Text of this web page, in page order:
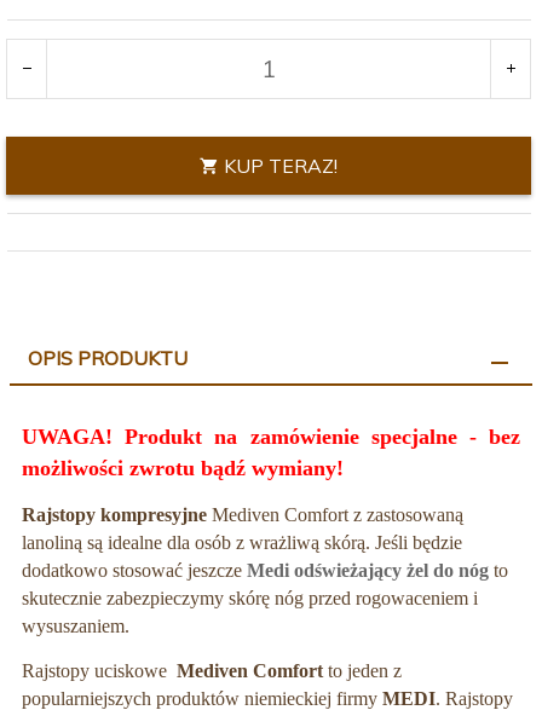
KUP TERAZ!
OPIS PRODUKTU
UWAGA! Produkt na zamówienie specjalne - bez
możliwości zwrotu bądź wymiany!
Rajstopy kompresyjne Mediven Comfort z zastosowaną
lanoliną są idealne dla osób z wrażliwą skórą. Jeśli będzie
dodatkowo stosować jeszcze Medi odświeżający żel do nóg to
skutecznie zabezpieczymy skórę nóg przed rogowaceniem i
wysuszaniem.
Rajstopy uciskowe Mediven Comfort to jeden z
popularniejszych produktów niemieckiej firmy MEDI. Rajstopy